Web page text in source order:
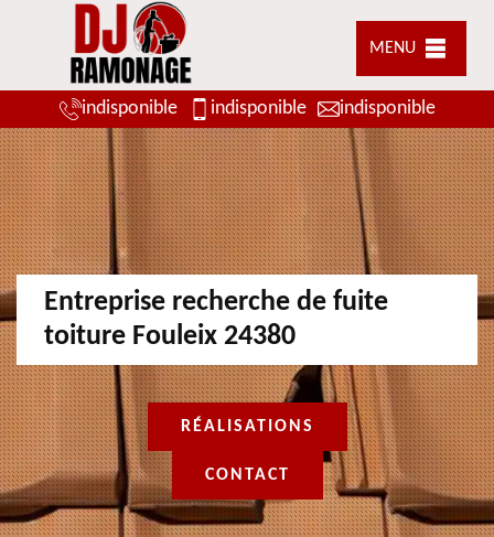
MENU
indisponible indisponible indisponible
Entreprise recherche de fuite
toiture Fouleix 24380
RÉALISATIONS
CONTACT